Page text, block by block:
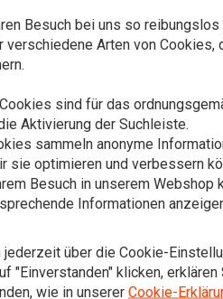
Besuch bei uns so
Arten von Cookies,
sind für das
Aktivierung der Suchleiste.
sammeln anonyme
sie optimieren und verbessern
Besuch in unserem Webshop
Informationen
über die Cookie-
"Einverstanden" klicken,
wie in unserer Cookie-